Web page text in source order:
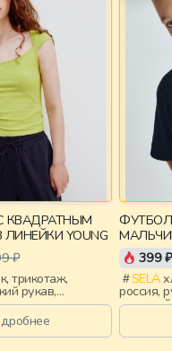
КВАДРАТНЫМ
ВЫРЕЗОМ ИЗ ЛИНЕЙКИ YOUNG
₽
рукав,
девочки,
дети
399 ₽
SELAхлопок, трикотаж,
россия,
вырез,
дети